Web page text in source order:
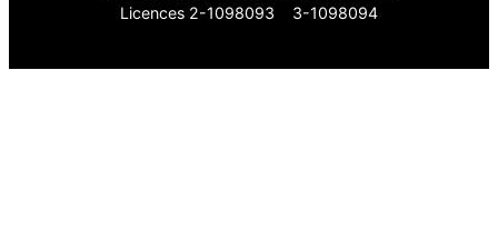
Licences 2-1098093 3-1098094